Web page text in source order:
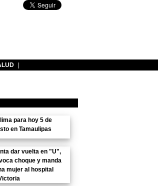
para hoy 5 de
en Tamaulipas
dar vuelta en "U",
choque y manda
mujer al hospital